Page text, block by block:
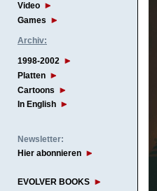
Video
Games
Archiv:
1998-2002
Platten
Cartoons
In English
Newsletter:
Hier abonnieren
EVOLVER BOOKS